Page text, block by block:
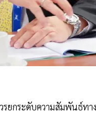
ยกระดับความสัมพันธ์ท